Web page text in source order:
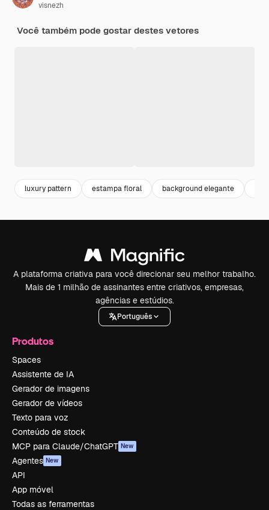
visnezh
Você também pode gostar destes vetores
luxury pattern estampa floral background elegante
A plataforma criativa para você direcionar seu melhor trabalho.
Mais de 1 milhão de assinantes entre criativos, empresas,
agências e estúdios.
Português
Produtos
Spaces
Assistente de IA
Gerador de imagens
Gerador de vídeos
Texto para voz
Conteúdo de stock
MCP para Claude/ChatGPT New
Agentes New
API
App móvel
Todas as ferramentas